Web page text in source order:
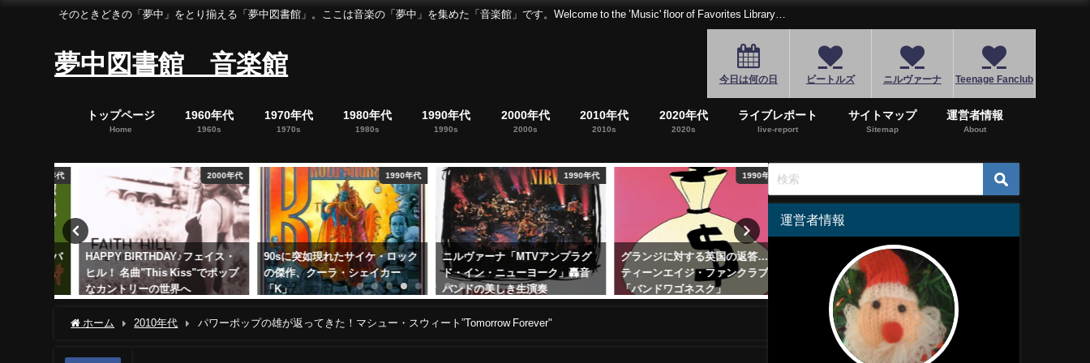
そのときどきの「夢中」をとり揃える「夢中図書館」。ここは音楽の「夢中」を集めた「音楽館」です。Welcome to the ’Music' floor of Favorites Library…
夢中図書館 音楽館
今日は何の日 ビートルズ ニルヴァーナ Teenage Fanclub
トップページ
Home
1960年代
1960s
1970年代
1970s
1980年代
1980s
1990年代
1990s
2000年代
2000s
2010年代
2010s
2020年代
2020s
ライブレポート
live-report
サイトマップ
Sitemap
運営者情報
About
2000年代
HAPPY BIRTHDAY♪フェイス・
ヒル！ 名曲"This Kiss"でポップ
なカントリーの世界へ
1990年代
90sに突如現れたサイケ・ロック
の傑作、クーラ・シェイカー
「K」
1990年代
ニルヴァーナ「MTVアンプラグ
ド・イン・ニューヨーク」轟音
バンドの美しき生演奏
1990年代
グランジに対する英国の返答…
ティーンエイジ・ファンクラブ
「バンドワゴネスク」
5/24はボブ・ディランの誕生日
名曲”ライク・ア・ローリング・
2018年5月24日
ホーム 2010年代 パワーポップの雄が返ってきた！マシュー・スウィート”Tomorrow Forever"
運営者情報